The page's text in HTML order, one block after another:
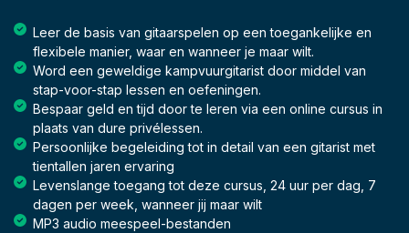
Leer de basis van gitaarspelen op een toegankelijke en
flexibele manier, waar en wanneer je maar wilt.
Word een geweldige kampvuurgitarist door middel van
stap-voor-stap lessen en oefeningen.
Bespaar geld en tijd door te leren via een online cursus in
plaats van dure privélessen.
Persoonlijke begeleiding tot in detail van een gitarist met
tientallen jaren ervaring
Levenslange toegang tot deze cursus, 24 uur per dag, 7
dagen per week, wanneer jij maar wilt
MP3 audio meespeel-bestanden